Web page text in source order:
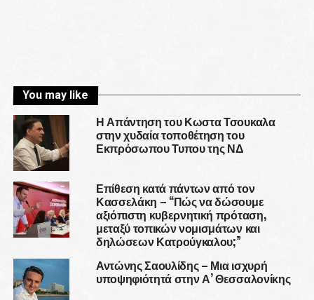
You may like
Η Απάντηση του Κωστα Τσουκαλα
στην χυδαία τοποθέτηση του
Εκπρόσωπου Τυπου της ΝΔ
Επίθεση κατά πάντων από τον
Κασσελάκη – “Πώς να δώσουμε
αξιόπιστη κυβερνητική πρόταση,
μεταξύ τοπικών νομισμάτων και
δηλώσεων Κατρούγκαλου;”
Αντώνης Σαουλίδης – Μια ισχυρή
υποψηφιότητά στην Α’ Θεσσαλονίκης